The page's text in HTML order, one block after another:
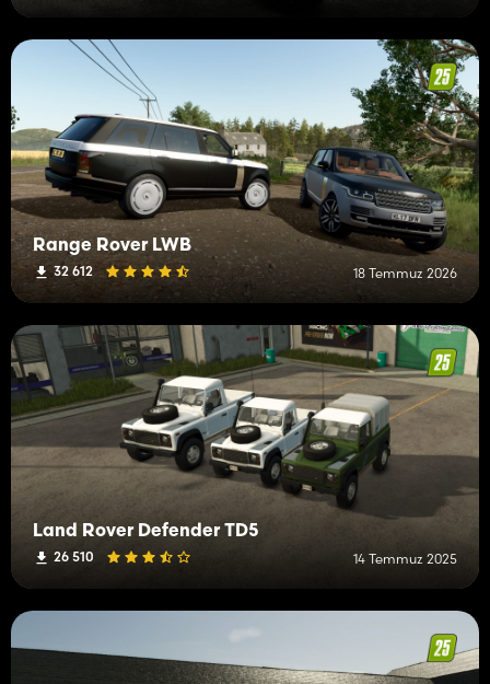
Range Rover LWB
32 612 18 Temmuz 2026
Land Rover Defender TD5
26 510 14 Temmuz 2025